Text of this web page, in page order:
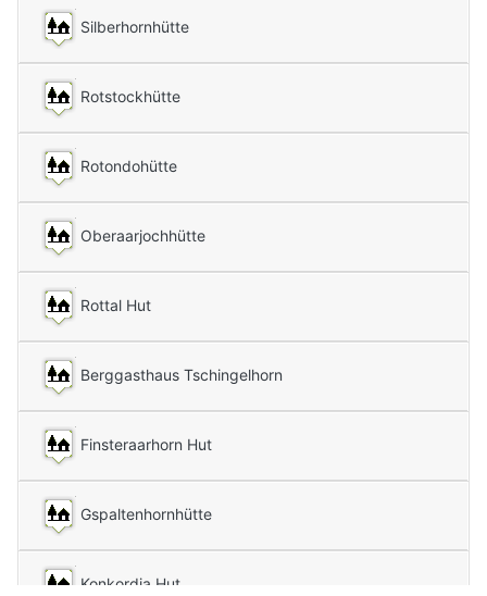
Silberhornhütte
Rotstockhütte
Rotondohütte
Oberaarjochhütte
Rottal Hut
Berggasthaus Tschingelhorn
Finsteraarhorn Hut
Gspaltenhornhütte
Konkordia Hut